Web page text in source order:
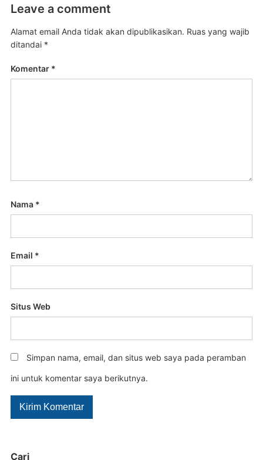
Cari
Leave a comment
Alamat email Anda tidak akan dipublikasikan. Ruas yang wajib
ditandai *
Komentar *
Nama *
Email *
Situs Web
Simpan nama, email, dan situs web saya pada peramban
ini untuk komentar saya berikutnya.